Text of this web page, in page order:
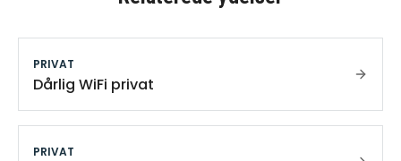
PRIVAT
Dårlig WiFi privat
PRIVAT